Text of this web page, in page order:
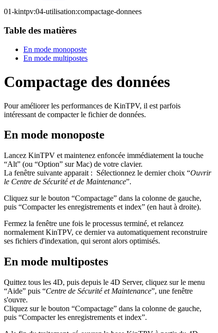
01-kintpv:04-utilisation:compactage-donnees
Table des matières
En mode monoposte
En mode multipostes
Compactage des données
Pour améliorer les performances de KinTPV, il est parfois
intéressant de compacter le fichier de données.
En mode monoposte
Lancez KinTPV et maintenez enfoncée immédiatement la touche
“Alt” (ou “Option” sur Mac) de votre clavier.
La fenêtre suivante apparait : Sélectionnez le dernier choix “Ouvrir
le Centre de Sécurité et de Maintenance”.
Cliquez sur le bouton “Compactage” dans la colonne de gauche,
puis “Compacter les enregistrements et index” (en haut à droite).
Fermez la fenêtre une fois le processus terminé, et relancez
normalement KinTPV, ce dernier va automatiquement reconstruire
ses fichiers d'indexation, qui seront alors optimisés.
En mode multipostes
Quittez tous les 4D, puis depuis le 4D Server, cliquez sur le menu
“Aide” puis “Centre de Sécurité et Maintenance”, une fenêtre
s'ouvre.
Cliquez sur le bouton “Compactage” dans la colonne de gauche,
puis “Compacter les enregistrements et index”.